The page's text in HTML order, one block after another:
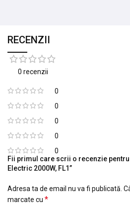
RECENZII
0 recenzii
0
0
0
0
0
Fii primul care scrii o recenzie
Electric 2000W, FL1”
Adresa ta de email nu va fi publicată.
marcate cu *